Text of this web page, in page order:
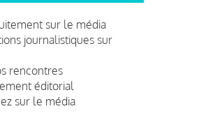
sur le média
journalistiques sur
rencontres
éditorial
sur le média